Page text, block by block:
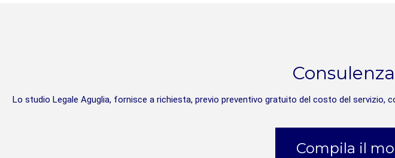
Lo studio Legale Aguglia, fornisce a richiesta, previo preventivo gratuito del costo del
Compila il